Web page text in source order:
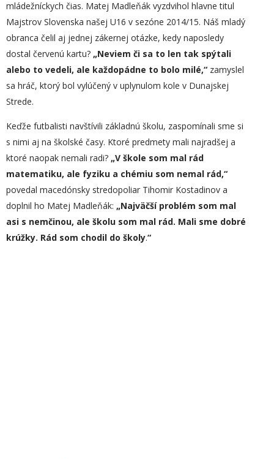
mládežníckych čias. Matej Madleňák vyzdvihol hlavne titul
Majstrov Slovenska našej U16 v sezóne 2014/15. Náš mladý
obranca čelil aj jednej zákernej otázke, kedy naposledy
dostal červenú kartu? „Neviem či sa to len tak spýtali
alebo to vedeli, ale každopádne to bolo milé,“ zamyslel
sa hráč, ktorý bol vylúčený v uplynulom kole v Dunajskej
Strede.
Keďže futbalisti navštívili základnú školu, zaspomínali sme si
s nimi aj na školské časy. Ktoré predmety mali najradšej a
ktoré naopak nemali radi? „V škole som mal rád
matematiku, ale fyziku a chémiu som nemal rád,“
povedal macedónsky stredopoliar Tihomir Kostadinov a
doplnil ho Matej Madleňák: „Najväčší problém som mal
asi s nemčinou, ale školu som mal rád. Mali sme dobré
krúžky. Rád som chodil do školy.“